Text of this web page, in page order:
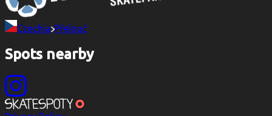
Czechia Přelouč
Spots nearby